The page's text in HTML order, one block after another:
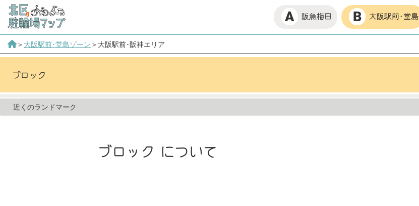
A 阪急梅田 B 大阪駅前･堂島
＞ 大阪駅前･堂島ゾーン ＞大阪駅前･阪神エリア
ブロック について